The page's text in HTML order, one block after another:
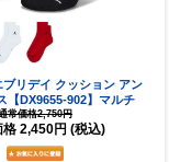
ブリデイ クッション アン
【DX9655-902】マルチ
常価格2,750円
格 2,450円 (税込)